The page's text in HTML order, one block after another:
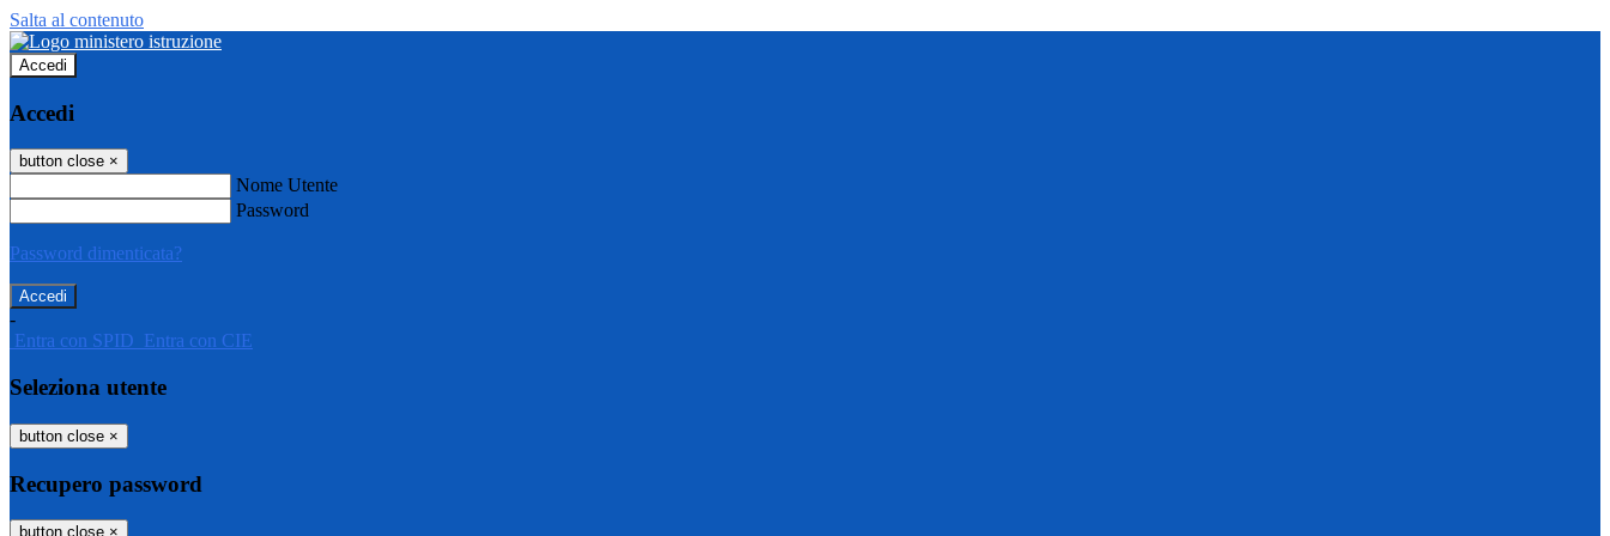
Salta al contenuto
Accedi
Accedi
button close ×
Nome Utente
Password
Password dimenticata?
-
Entra con SPID Entra con CIE
Seleziona utente
button close ×
Recupero password
button close ×